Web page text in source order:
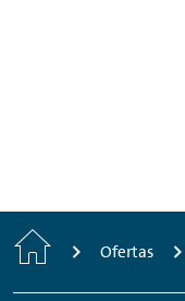
Inicio Ofertas